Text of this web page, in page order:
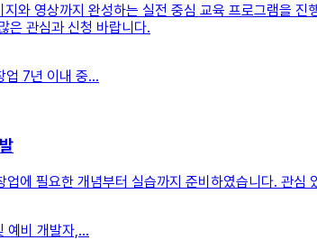
와 영상까지 완성하는 실전 중심 교육 프로그램을
은 관심과 신청 바랍니다.
업 7년 이내 중...
에 필요한 개념부터 실습까지 준비하였습니다. 관심
예비 개발자,...